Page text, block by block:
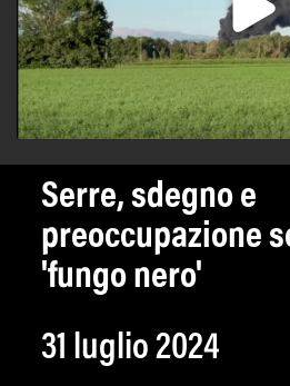
Serre, sdegno e
preoccupazione
'fungo nero'
31 luglio 2024